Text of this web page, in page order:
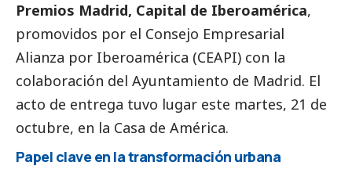
Premios Madrid, Capital de Iberoamérica,
promovidos por el Consejo Empresarial
Alianza por Iberoamérica (CEAPI) con la
colaboración del Ayuntamiento de Madrid. El
acto de entrega tuvo lugar este martes, 21 de
octubre, en la Casa de América.
Papel clave en la transformación urbana